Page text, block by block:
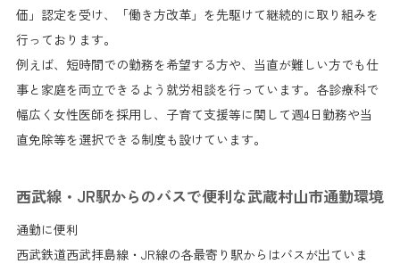
価」認定を受け、「働き方改革」を先駆けて継続的に取り組みを
行っております。
例えば、短時間での勤務を希望する方や、当直が難しい方でも仕
事と家庭を両立できるよう就労相談を行っています。各診療科で
幅広く女性医師を採用し、子育て支援等に関して週4日勤務や当
直免除等を選択できる制度も設けています。
西武線・JR駅からのバスで便利な武蔵村山市通勤環境
通勤に便利
西武鉄道西武拝島線・JR線の各最寄り駅からはバスが出ていま